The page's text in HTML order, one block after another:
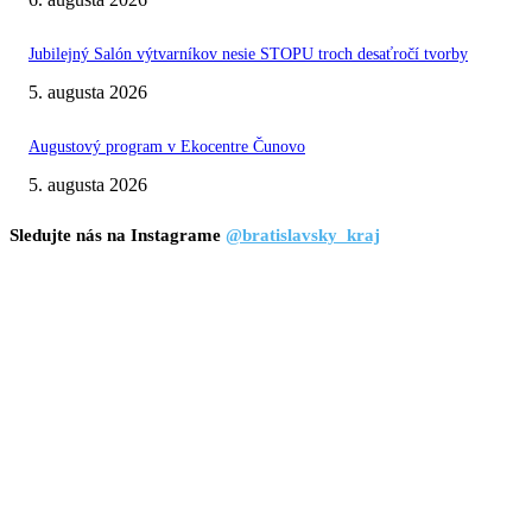
Jubilejný Salón výtvarníkov nesie STOPU troch desaťročí tvorby
5. augusta 2026
Augustový program v Ekocentre Čunovo
5. augusta 2026
Sledujte nás na Instagrame @bratislavsky_kraj